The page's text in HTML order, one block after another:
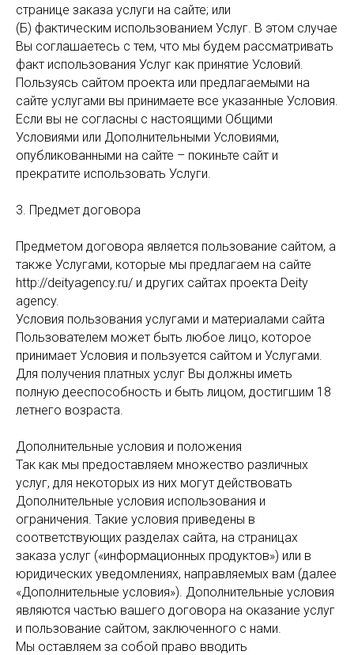
странице заказа услуги на сайте; или
(Б) фактическим использованием Услуг. В этом случае
Вы соглашаетесь с тем, что мы будем рассматривать
факт использования Услуг как принятие Условий.
Пользуясь сайтом проекта или предлагаемыми на
сайте услугами вы принимаете все указанные Условия.
Если вы не согласны с настоящими Общими
Условиями или Дополнительными Условиями,
опубликованными на сайте – покиньте сайт и
прекратите использовать Услуги.
3. Предмет договора
Предметом договора является пользование сайтом, а
также Услугами, которые мы предлагаем на сайте
http://deityagency.ru/ и других сайтах проекта Deity
agency.
Условия пользования услугами и материалами сайта
Пользователем может быть любое лицо, которое
принимает Условия и пользуется сайтом и Услугами.
Для получения платных услуг Вы должны иметь
полную дееспособность и быть лицом, достигшим 18
летнего возраста.
Дополнительные условия и положения
Так как мы предоставляем множество различных
услуг, для некоторых из них могут действовать
Дополнительные условия использования и
ограничения. Такие условия приведены в
соответствующих разделах сайта, на страницах
заказа услуг («информационных продуктов») или в
юридических уведомлениях, направляемых вам (далее
«Дополнительные условия»). Дополнительные условия
являются частью вашего договора на оказание услуг
и пользование сайтом, заключенного с нами.
Мы оставляем за собой право вводить